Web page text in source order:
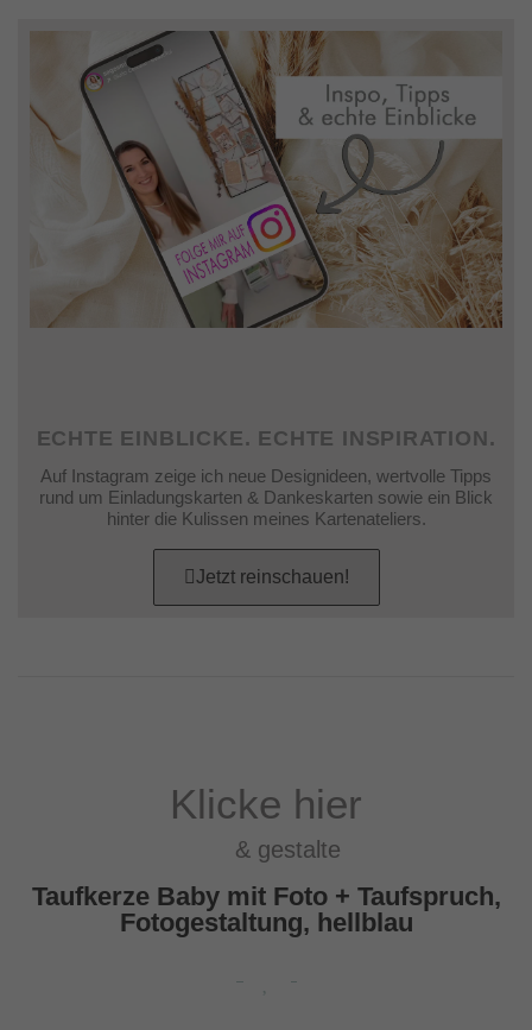
ECHTE EINBLICKE. ECHTE INSPIRATION.
Auf Instagram zeige ich neue Designideen, wertvolle Tipps
rund um Einladungskarten & Dankeskarten sowie ein Blick
hinter die Kulissen meines Kartenateliers.
Jetzt reinschauen!
Klicke hier
& gestalte
Taufkerze Baby mit Foto + Taufspruch,
Fotogestaltung, hellblau